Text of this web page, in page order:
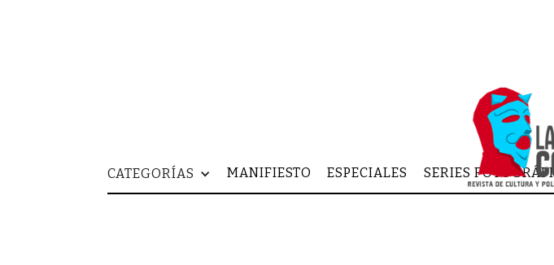
CATEGORÍAS MANIFIESTO ESPECIALES SERIES